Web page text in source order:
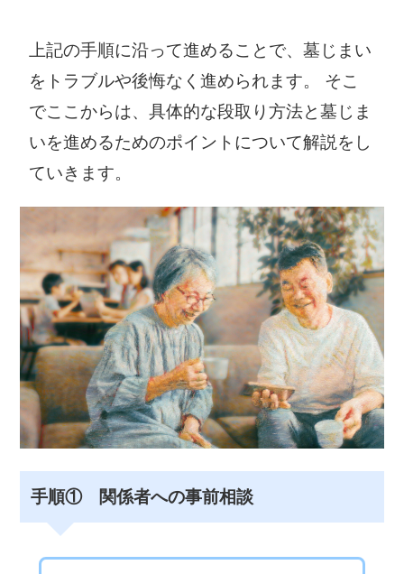
上記の手順に沿って進めることで、墓じまい
をトラブルや後悔なく進められます。 そこ
でここからは、具体的な段取り方法と墓じま
いを進めるためのポイントについて解説をし
ていきます。
手順① 関係者への事前相談